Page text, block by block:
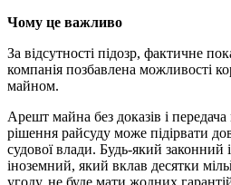
Чому це важливо
За відсутності підозр, фактичне
компанія позбавлена можливості
майном.
Арешт майна без доказів і
рішення райсуду може підірвати
судової влади. Будь-який законний
іноземний, який вклав десятки
угоду, не буде мати жодних